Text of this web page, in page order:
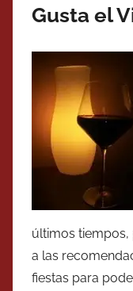
Gusta el
últimos tiempos,
a las
fiestas para